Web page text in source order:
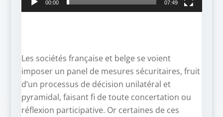
00:00 07:49
Les sociétés française et belge se voient
imposer un panel de mesures sécuritaires, fruit
d’un processus de décision unilatéral et
pyramidal, faisant fi de toute concertation ou
réflexion participative. Or certaines de ces